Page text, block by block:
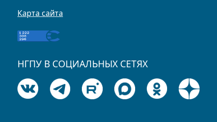
Карта сайта
НГПУ В СОЦИАЛЬНЫХ СЕТЯХ